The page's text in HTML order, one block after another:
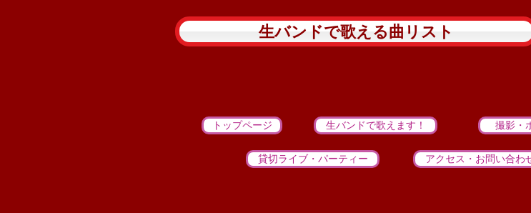
生バンドで歌える曲リスト
トップページ 生バンドで歌えます！ 撮影・
貸切ライブ・パーティー アクセス・お問い合わ